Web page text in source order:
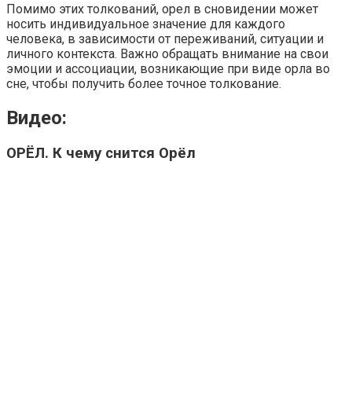
Помимо этих толкований, орел в сновидении может
носить индивидуальное значение для каждого
человека, в зависимости от переживаний, ситуации и
личного контекста. Важно обращать внимание на свои
эмоции и ассоциации, возникающие при виде орла во
сне, чтобы получить более точное толкование.
Видео:
ОРЁЛ. К чему снится Орёл